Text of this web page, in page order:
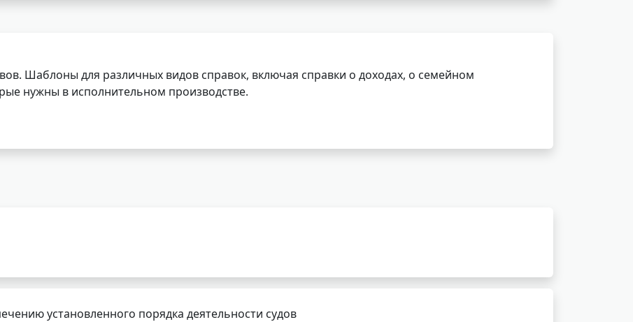
Шаблоны для различных видов справок, включая справки о доходах, о семейном
нужны в исполнительном производстве.
установленного порядка деятельности судов